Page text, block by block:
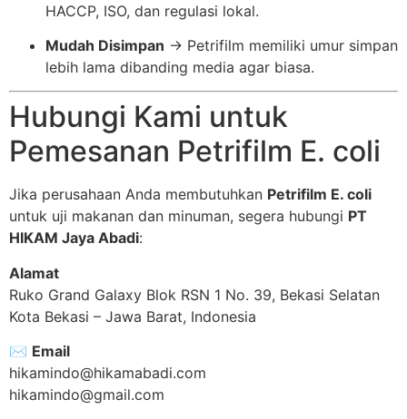
HACCP, ISO, dan regulasi lokal.
Mudah Disimpan → Petrifilm memiliki umur simpan
lebih lama dibanding media agar biasa.
Hubungi Kami untuk
Pemesanan Petrifilm E. coli
Jika perusahaan Anda membutuhkan Petrifilm E. coli
untuk uji makanan dan minuman, segera hubungi PT
HIKAM Jaya Abadi:
Alamat
Ruko Grand Galaxy Blok RSN 1 No. 39, Bekasi Selatan
Kota Bekasi – Jawa Barat, Indonesia
✉️ Email
hikamindo@hikamabadi.com
hikamindo@gmail.com